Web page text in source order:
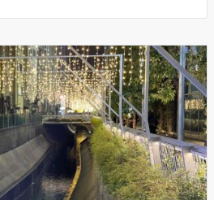
e
b
o
o
k
l